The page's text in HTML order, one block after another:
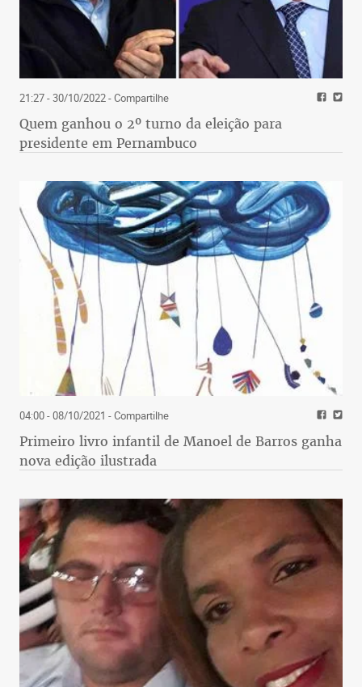
21:27 - 30/10/2022- Compartilhe
Quem ganhou o 2º turno da eleição para
presidente em Pernambuco
04:00 - 08/10/2021 - Compartilhe
Primeiro livro infantil de Manoel de Barros ganha
nova edição ilustrada